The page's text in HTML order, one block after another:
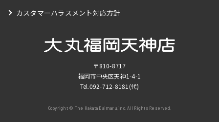
カスタマーハラスメント対応方針
〒810-8717
福岡市中央区天神1-4-1
Tel.092-712-8181 (代)
Copyright © The Hakata Daimaru,inc. All Rights Reserved.